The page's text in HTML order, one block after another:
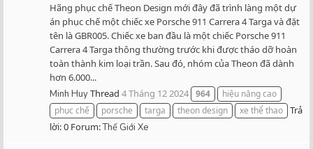
Hãng phục chế Theon Design mới đây đã trình làng một dự
án phục chế một chiếc xe Porsche 911 Carrera 4 Targa và đặt
tên là GBR005. Chiếc xe ban đầu là một chiếc Porsche 911
Carrera 4 Targa thông thường trước khi được tháo dỡ hoàn
toàn thành kim loại trần. Sau đó, nhóm của Theon đã dành
hơn 6.000...
Minh HuyThread 4 Tháng 12 2024 964
hiệu năng cao
phục chế
porsche targa theon design xe thể thao Trả
lời: 0 Forum:Thế Giới Xe